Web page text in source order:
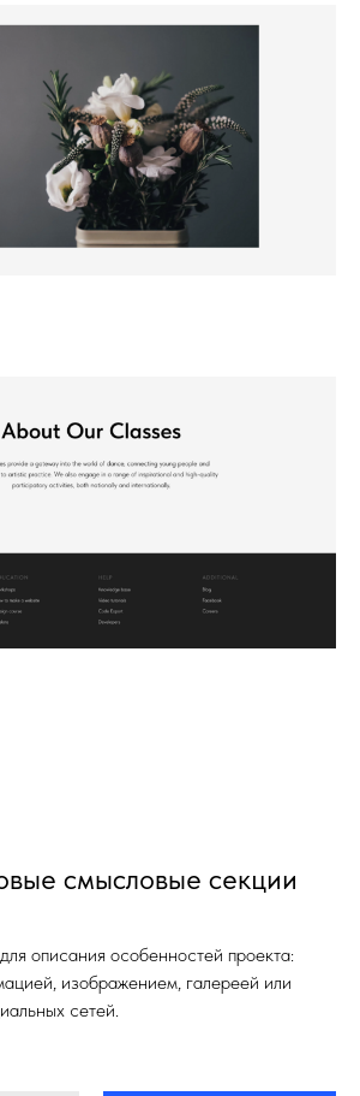
смысловые секции
описания особенностей проекта:
изображением, галереей или
сетей.